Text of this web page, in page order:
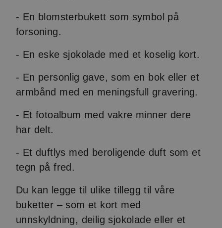
- En blomsterbukett som symbol på
forsoning.
- En eske sjokolade med et koselig kort.
- En personlig gave, som en bok eller et
armbånd med en meningsfull gravering.
- Et fotoalbum med vakre minner dere
har delt.
- Et duftlys med beroligende duft som et
tegn på fred.
Du kan legge til ulike tillegg til våre
buketter – som et kort med
unnskyldning, deilig sjokolade eller et